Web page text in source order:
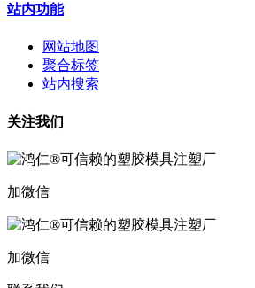
站内功能
网站地图
聚合标签
站内搜索
关注我们
加微信
加微信